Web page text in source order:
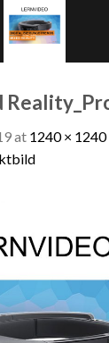
at 1240 × 1240